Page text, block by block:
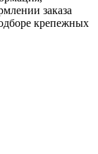
заказа
крепежных